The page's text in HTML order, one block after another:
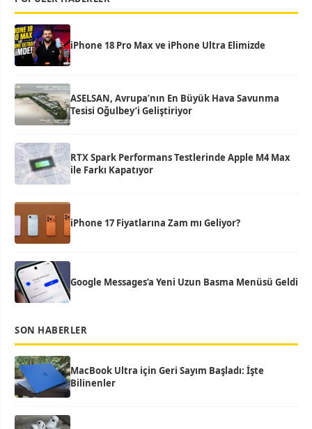
iPhone 18 Pro Max ve iPhone Ultra Elimizde
ASELSAN, Avrupa’nın En Büyük Hava Savunma
Tesisi Oğulbey’i Geliştiriyor
RTX Spark Performans Testlerinde Apple M4 Max
ile Farkı Kapatıyor
iPhone 17 Fiyatlarına Zam mı Geliyor?
Google Messages’a Yeni Uzun Basma Menüsü Geldi
SON HABERLER
MacBook Ultra için Geri Sayım Başladı: İşte
Bilinenler